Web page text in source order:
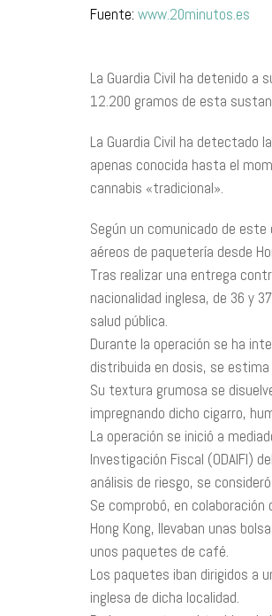
Fuente: www.20minutos.es
La Guardia Civil ha detenido a
12.200 gramos de esta
La Guardia Civil ha detectado
apenas conocida hasta el
cannabis «tradicional».
Según un comunicado de
aéreos de paquetería desde
Tras realizar una entrega
nacionalidad inglesa, de 36 y
salud pública.
Durante la operación se ha
distribuida en dosis, se
Su textura grumosa se
impregnando dicho cigarro,
La operación se inició a
Investigación Fiscal (ODAIFI)
análisis de riesgo, se
Se comprobó, en
Hong Kong, llevaban unas
unos paquetes de café.
Los paquetes iban dirigidos a
inglesa de dicha localidad.